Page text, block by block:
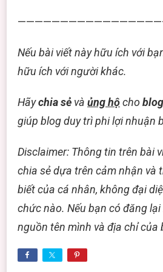
Nếu bài viết này hữu ích với
hữu ích với người khác.
Hãychia sẻ và ủng hộcho
giúp blog duy trì phi lợi nhuận
Disclaimer: Thông tin trên bài
chia sẻ dựa trên cảm nhận và
biết của cá nhân, không đại
chức nào. Nếu bạn có đăng lại
nguồn tên mình và địa chỉ của